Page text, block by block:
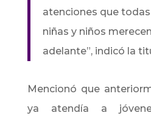
atenciones que
niñas y niños
adelante”, indicó la
Mencionó que
ya atendía a